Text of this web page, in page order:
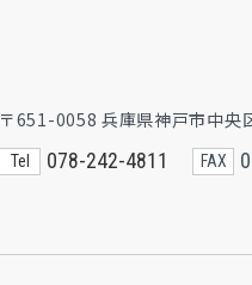
〒651-0058 兵庫県神戸市中央
Tel 078-242-4811 FAX